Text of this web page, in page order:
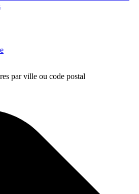
par ville ou code postal